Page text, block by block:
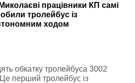
працівники КП самі
тролейбус із
ходом
обкатку тролейбуса 3002
перший тролейбус із